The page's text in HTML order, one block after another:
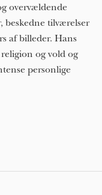
overvældende
beskedne tilværelser
af billeder. Hans
og vold og
personlige